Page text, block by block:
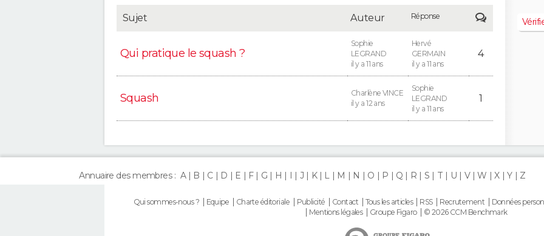
Sujet Auteur Réponse
Qui pratique le squash ?
Sophie
LEGRAND
il y a 11 ans
Hervé
GERMAIN
il y a 11 ans
4
Squash
Charlène VINCE
il y a 12 ans
Sophie
LEGRAND
il y a 11 ans
1
Annuaire des membres : A B C D E F G H I J K L M N O P Q R S T U V W X Y Z
Qui sommes-nous ? Equipe Charte éditoriale Publicité Contact Tous les articles RSS Recrutement Données
Mentions légales
Groupe Figaro © 2026 CCM Benchmark